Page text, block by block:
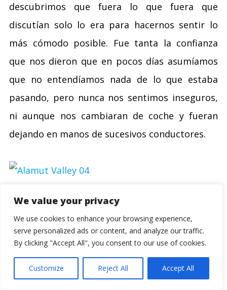
We value your privacy
We use cookies to enhance your browsing experience,
serve personalized ads or content, and analyze our traffic.
By clicking "Accept All", you consent to our use of cookies.
Customize Reject All Accept All
descubrimos que fuera lo que fuera que
discutían solo lo era para hacernos sentir lo
más cómodo posible. Fue tanta la confianza
que nos dieron que en pocos días asumíamos
que no entendíamos nada de lo que estaba
pasando, pero nunca nos sentimos inseguros,
ni aunque nos cambiaran de coche y fueran
dejando en manos de sucesivos conductores.
(El café con leche con porras de los iraníes. Pan a
mansalva, queso fresco, mermelada de cerezas – a
veces también mermelada de zanahoria, mi